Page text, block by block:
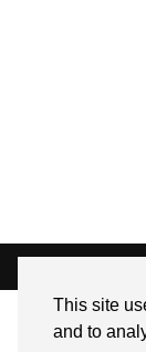
This site
and to